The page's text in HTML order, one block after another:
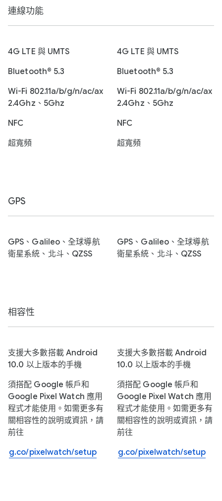
連線功能
4G LTE 與 UMTS
Bluetooth® 5.3
Wi-Fi 802.11a/b/g/n/ac/ax
2.4Ghz、5Ghz
NFC
超寬頻
4G LTE 與 UMTS
Bluetooth® 5.3
Wi-Fi 802.11a/b/g/n/ac/ax
2.4Ghz、5Ghz
NFC
超寬頻
GPS
GPS、Galileo、全球導航
衛星系統、北斗、QZSS
GPS、Galileo、全球導航
衛星系統、北斗、QZSS
相容性
支援大多數搭載 Android
10.0 以上版本的手機
須搭配 Google 帳戶和
Google Pixel Watch 應用
程式才能使用。如需更多有
關相容性的說明或資訊，請
前往
g.co/pixelwatch/setup
支援大多數搭載 Android
10.0 以上版本的手機
須搭配 Google 帳戶和
Google Pixel Watch 應用
程式才能使用。如需更多有
關相容性的說明或資訊，請
前往
g.co/pixelwatch/setup